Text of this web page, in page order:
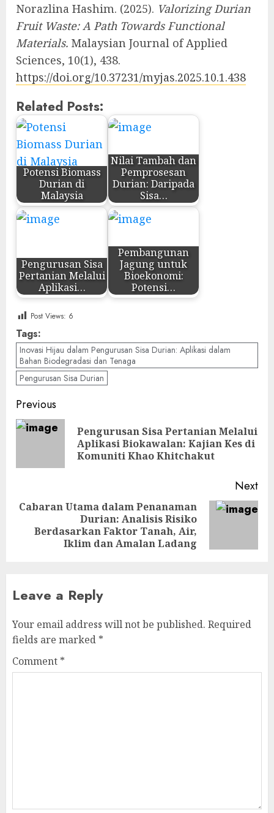
Norazlina Hashim. (2025). Valorizing Durian
Fruit Waste: A Path Towards Functional
Materials. Malaysian Journal of Applied
Sciences, 10(1), 438.
https://doi.org/10.37231/myjas.2025.10.1.438
Related Posts:
Potensi Biomass
Durian di
Malaysia
Nilai Tambah dan
Pemprosesan
Durian: Daripada
Sisa…
Pengurusan Sisa
Pertanian Melalui
Aplikasi…
Pembangunan
Jagung untuk
Bioekonomi:
Potensi…
Post Views: 6
Tags:
Inovasi Hijau dalam Pengurusan Sisa Durian: Aplikasi dalam
Bahan Biodegradasi dan Tenaga
Pengurusan Sisa Durian
Post
navigation
Previous
Pengurusan Sisa Pertanian Melalui
Aplikasi Biokawalan: Kajian Kes di
Komuniti Khao Khitchakut
Next
post:
Cabaran Utama dalam Penanaman
Durian: Analisis Risiko
Berdasarkan Faktor Tanah, Air,
Iklim dan Amalan Ladang
Leave a Reply
Your email address will not be published. Required
fields are marked *
Comment *